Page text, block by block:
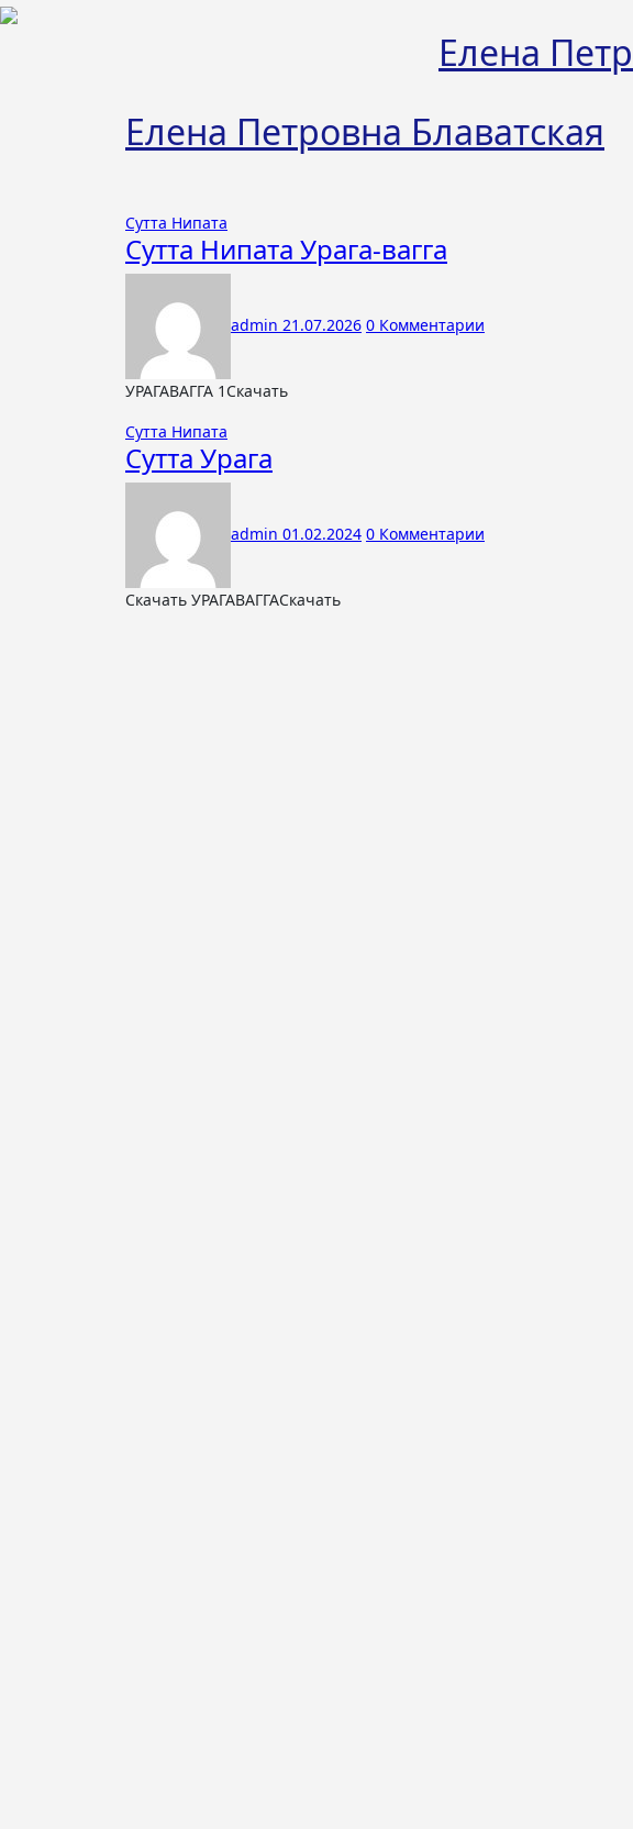
Перейти
Елена
Елена Петровна Блаватская
Сутта Нипата
Сутта Нипата Урага-вагга
admin 21.07.2026 0 Комментарии
УРАГАВАГГА 1Скачать
Сутта Нипата
Сутта Урага
admin 01.02.2024 0 Комментарии
Скачать УРАГАВАГГАСкачать